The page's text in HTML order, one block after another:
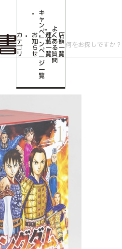
カ
テ
ゴ
リ
お
知
ら
せ
キ
ャ
ン
ペ
ー
ン
ペ
ー
ジ
一
覧
連
載
一
覧
よ
く
あ
る
質
問
店
舗
一
覧
【未来屋書店限定トレカ全6種付き】